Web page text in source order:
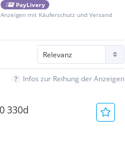
PayLivery
Anzeigen mit Käuferschutz und Versand
Infos zur Reihung der Anzeigen
330d